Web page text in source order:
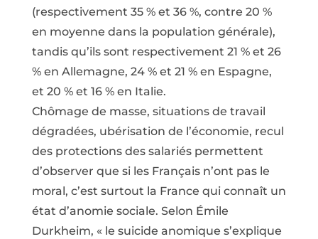
(respectivement 35 % et 36 %, contre 20 %
en moyenne dans la population générale),
tandis qu’ils sont respectivement 21 % et 26
% en Allemagne, 24 % et 21 % en Espagne,
et 20 % et 16 % en Italie.
Chômage de masse, situations de travail
dégradées, ubérisation de l’économie, recul
des protections des salariés permettent
d’observer que si les Français n’ont pas le
moral, c’est surtout la France qui connaît un
état d’anomie sociale. Selon Émile
Durkheim, « le suicide anomique s’explique